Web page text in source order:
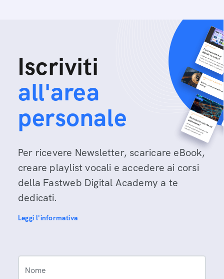
Iscriviti
all'area
personale
Per ricevere Newsletter, scaricare eBook,
creare playlist vocali e accedere ai corsi
della Fastweb Digital Academy a te
dedicati.
Leggi l'informativa
Nome